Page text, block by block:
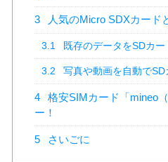
3 人気のMicro SDXカード
3.1 既存のデータをSDカ
3.2 写真や動画を自動で
4
格安SIMカード「mineo
ー！
5 さいごに